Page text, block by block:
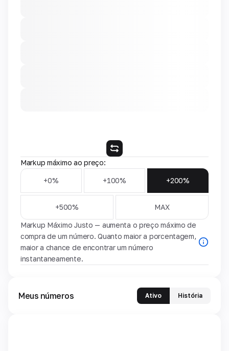
Markup máximo ao preço:
+0% +100% +200%
+500% MAX
Markup Máximo Justo — aumenta o preço máximo de
compra de um número. Quanto maior a porcentagem,
maior a chance de encontrar um número
instantaneamente.
Meus números Ativo História